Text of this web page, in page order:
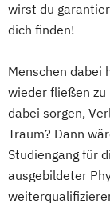
wirst du
dich finden!
Menschen dabei
wieder fließen zu
dabei sorgen,
Traum? Dann
Studiengang für
ausgebildeter